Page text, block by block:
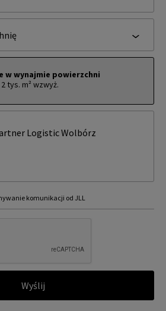
w wynajmie powierzchni
tys. m² wzwyż.
komunikacji od JLL
Wyślij